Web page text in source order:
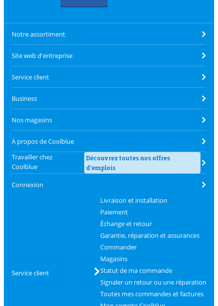
Notre assortiment
Site web d'entreprise
Service client
Business
Nos magasins
À propos de Coolblue
Travailler chez
Coolblue
Découvrez toutes nos offres
d'emplois
Connexion
Service client
Livraison et installation
Paiement
Échange et retour
Garantie, réparation et assurances
Commander
Magasins
Statut de ma commande
Signaler un retour ou une réparation
Toutes mes commandes et factures